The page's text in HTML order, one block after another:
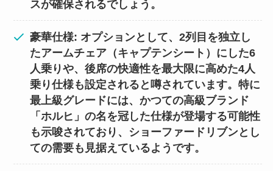
スが確保されるでしょう。
豪華仕様: オプションとして、2列目を独立し
たアームチェア（キャプテンシート）にした6
人乗りや、後席の快適性を最大限に高めた4人
乗り仕様も設定されると噂されています。特に
最上級グレードには、かつての高級ブランド
「ホルヒ」の名を冠した仕様が登場する可能性
も示唆されており、ショーファードリブンとし
ての需要も見据えているようです。